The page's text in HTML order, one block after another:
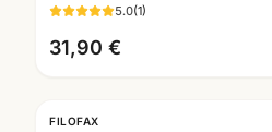
5.0(1)
31,90 €
FILOFAX